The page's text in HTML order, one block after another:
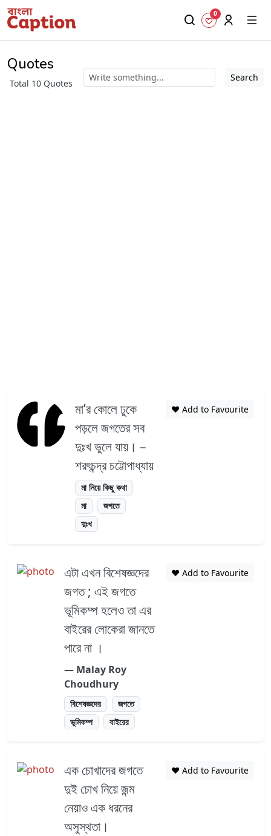
0
Quotes
Total 10 Quotes
Search
মা’র কোলে ঢুকে
পড়লে জগতের সব
দুঃখ ভুলে যায়। –
শরৎচন্দ্র চট্টোপাধ্যায়
মা নিয়ে কিছু কথা
মা
জগতে
দুঃখ
❤️ Add to Favourite
এটা এখন বিশেষজ্ঞদের
জগত ; এই জগতে
ভূমিকম্প হলেও তা এর
বাইরের লোকেরা জানতে
পারে না ।
― Malay Roy
Choudhury
বিশেষজ্ঞদের
জগতে
ভূমিকম্প
বাইরের
❤️ Add to Favourite
এক চোখাদের জগতে
দুই চোখ নিয়ে জন্ম
নেয়াও এক ধরনের
অসুস্থতা।
❤️ Add to Favourite